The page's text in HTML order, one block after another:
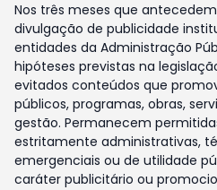
Nos três meses que
divulgação de publicidade
entidades da Administração
hipóteses previstas na
evitados conteúdos que
públicos, programas, obras,
gestão. Permanecem
estritamente administrativas,
emergenciais ou de utilidade
caráter publicitário ou